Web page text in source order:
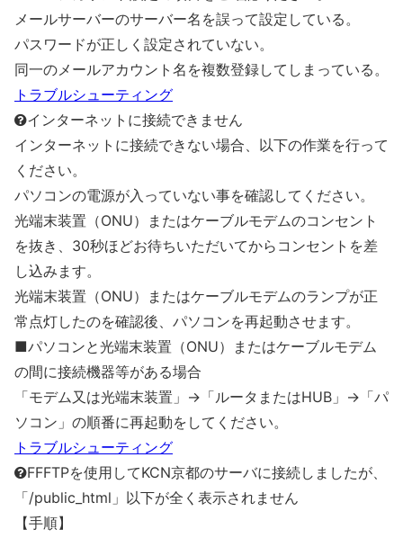
メールサーバーのサーバー名を誤って設定している。
パスワードが正しく設定されていない。
同一のメールアカウント名を複数登録してしまっている。
トラブルシューティング
インターネットに接続できません
インターネットに接続できない場合、以下の作業を行って
ください。
パソコンの電源が入っていない事を確認してください。
光端末装置（ONU）またはケーブルモデムのコンセント
を抜き、30秒ほどお待ちいただいてからコンセントを差
し込みます。
光端末装置（ONU）またはケーブルモデムのランプが正
常点灯したのを確認後、パソコンを再起動させます。
■パソコンと光端末装置（ONU）またはケーブルモデム
の間に接続機器等がある場合
「モデム又は光端末装置」→「ルータまたはHUB」→「パ
ソコン」の順番に再起動をしてください。
トラブルシューティング
FFFTPを使用してKCN京都のサーバに接続しましたが、
「/public_html」以下が全く表示されません
【手順】